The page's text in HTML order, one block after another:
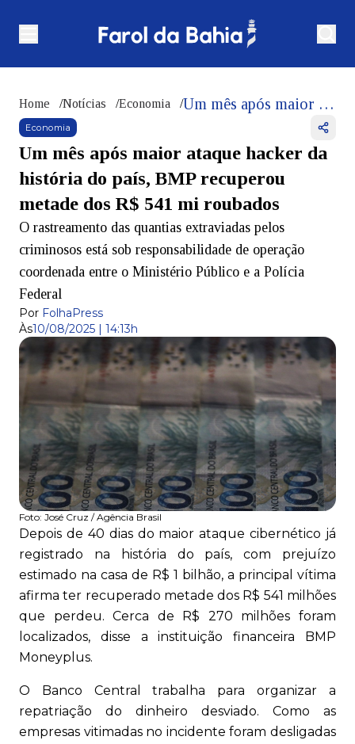
Home /Notícias /Economia / Um mês após maior ataque hacker da história do país, BMP recuperou metade dos R$ 541 mi roubados
Economia
Um mês após maior ataque hacker da
história do país, BMP recuperou
metade dos R$ 541 mi roubados
O rastreamento das quantias extraviadas pelos
criminosos está sob responsabilidade de operação
coordenada entre o Ministério Público e a Polícia
Federal
Por FolhaPress
Às10/08/2025 | 14:13h
Foto: José Cruz / Agência Brasil
Depois de 40 dias do maior ataque cibernético já
registrado na história do país, com prejuízo
estimado na casa de R$ 1 bilhão, a principal vítima
afirma ter recuperado metade dos R$ 541 milhões
que perdeu. Cerca de R$ 270 milhões foram
localizados, disse a instituição financeira BMP
Moneyplus.
O Banco Central trabalha para organizar a
repatriação do dinheiro desviado. Como as
empresas vitimadas no incidente foram desligadas